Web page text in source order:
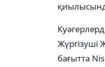
Жүргізуші
бағытта